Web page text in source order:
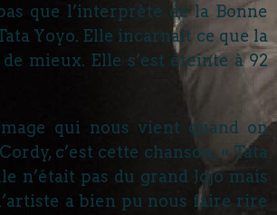
que l’interprète de la Bonne
Yoyo. Elle incarnait ce que la
mieux. Elle s’est éteinte à 92
qui nous vient quand on
c’est cette chanson, « Tata
n’était pas du grand Jojo mais
a bien pu nous faire rire